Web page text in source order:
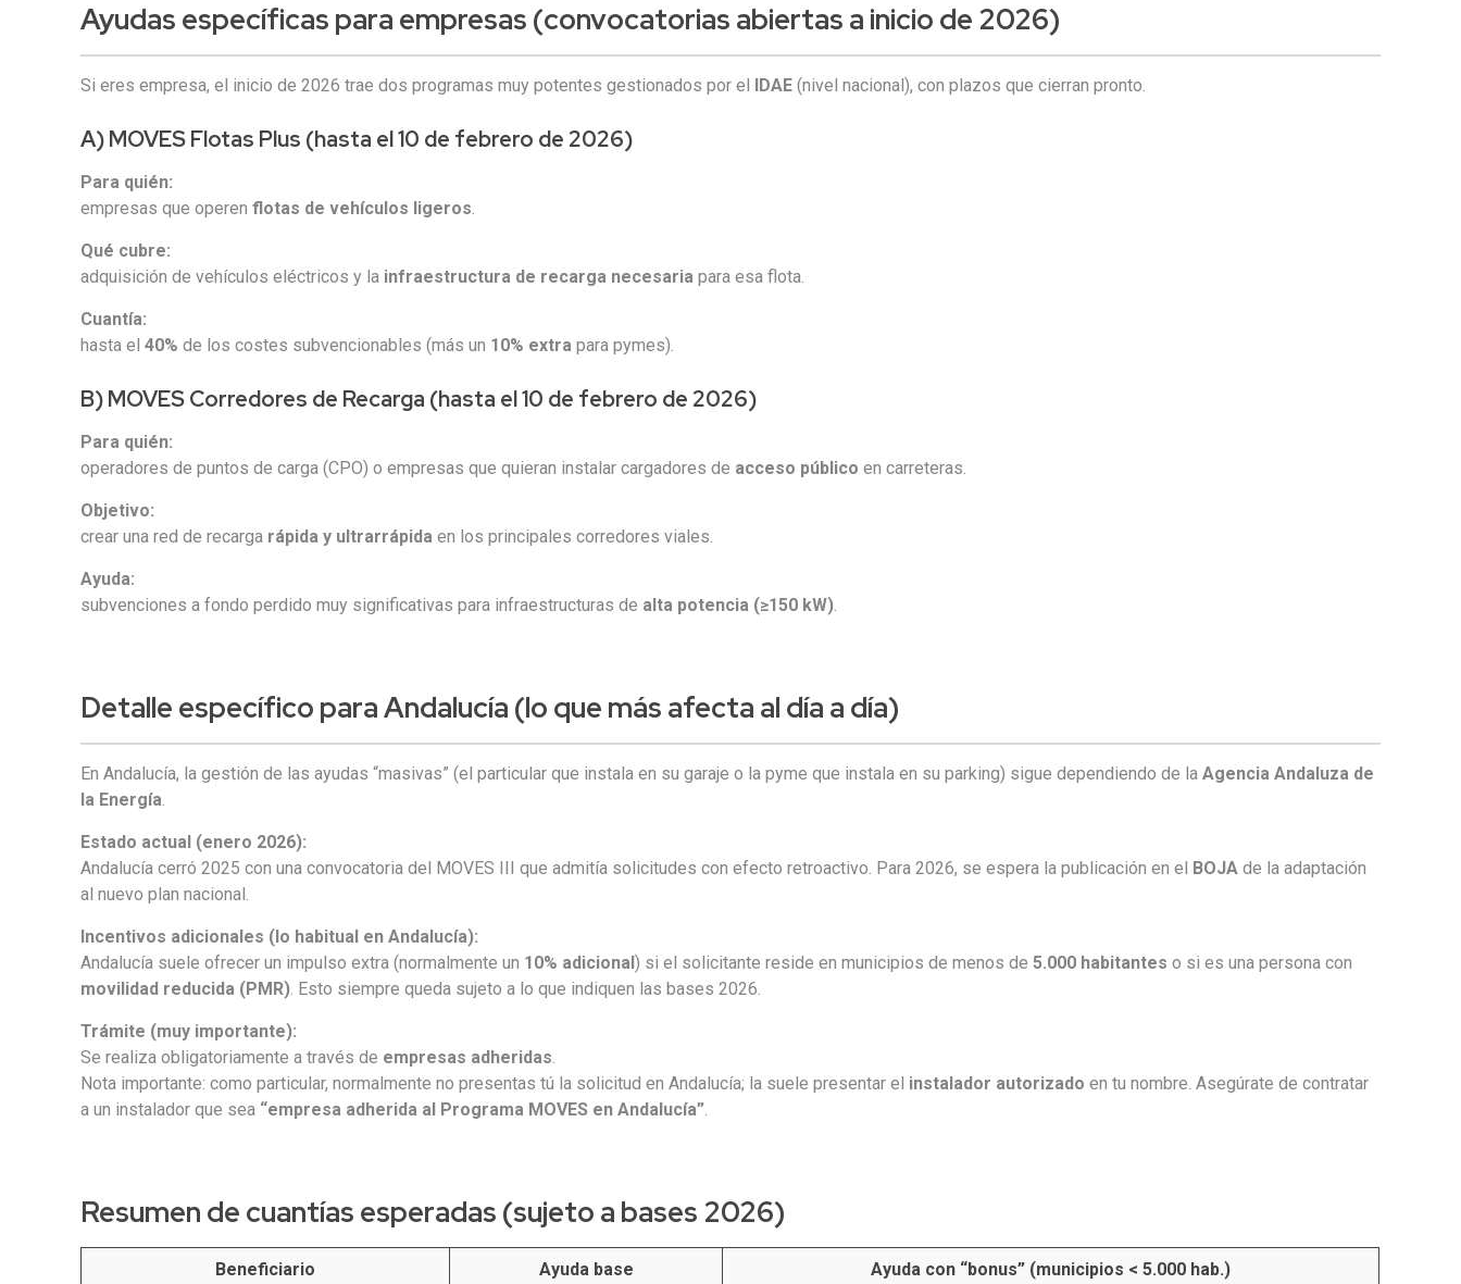
Ayudas específicas para empresas (convocatorias abiertas a inicio de 2026)
Si eres empresa, el inicio de 2026 trae dos programas muy potentes gestionados por el IDAE (nivel nacional), con plazos que cierran pronto.
A) MOVES Flotas Plus (hasta el 10 de febrero de 2026)
Para quién:
empresas que operenflotas de vehículos ligeros.
Qué cubre:
adquisición de vehículos eléctricos y la infraestructura de recarga necesaria para esa flota.
Cuantía:
hasta el40% de los costes subvencionables (más un 10% extra para pymes).
B) MOVES Corredores de Recarga (hasta el 10 de febrero de 2026)
Para quién:
operadores de puntos de carga (CPO) o empresas que quieran instalar cargadores de acceso público en carreteras.
Objetivo:
crear una red de recarga rápida y ultrarrápida en los principales corredores viales.
Ayuda:
subvenciones a fondo perdido muy significativas para infraestructuras de alta potencia (≥150 kW).
Detalle específico para Andalucía (lo que más afecta al día a día)
En Andalucía, la gestión de las ayudas “masivas” (el particular que instala en su garaje o la pyme que instala en su parking) sigue dependiendo de laAgencia Andaluza de
la Energía.
Estado actual (enero 2026):
Andalucía cerró 2025 con una convocatoria del MOVES III que admitía solicitudes con efecto retroactivo. Para 2026, se espera la publicación en el
BOJA de la adaptación
al nuevo plan nacional.
Incentivos adicionales (lo habitual en Andalucía):
Andalucía suele ofrecer un impulso extra (normalmente un 10% adicional ) si el solicitante reside en municipios de menos de5.000 habitantes o si es una persona con
movilidad reducida (PMR). Esto siempre queda sujeto a lo que indiquen las bases 2026.
Trámite (muy importante):
Se realiza obligatoriamente a través de empresas adheridas.
Nota importante: como particular, normalmente no presentas tú la solicitud en Andalucía; la suele presentar el instalador autorizado en tu nombre. Asegúrate de contratar
a un instalador que sea “empresa adherida al Programa MOVES en Andalucía”.
Resumen de cuantías esperadas (sujeto a bases 2026)
Beneficiario Ayuda base Ayuda con “bonus” (municipios < 5.000 hab.)